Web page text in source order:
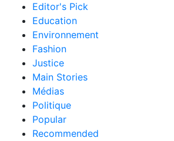
Editor's Pick
Education
Environnement
Fashion
Justice
Main Stories
Médias
Politique
Popular
Recommended